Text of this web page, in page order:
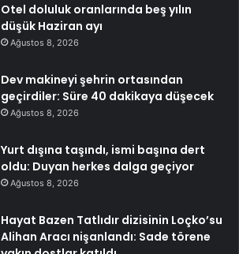
Otel doluluk oranlarında beş yılın
düşük Haziran ayı
Ağustos 8, 2026
Dev makineyi şehrin ortasından
geçirdiler: Süre 40 dakikaya düşecek
Ağustos 8, 2026
Yurt dışına taşındı, ismi başına dert
oldu: Duyan herkes dalga geçiyor
Ağustos 8, 2026
Hayat Bazen Tatlıdır dizisinin Loçko’su
Alihan Aracı nişanlandı: Sade törene